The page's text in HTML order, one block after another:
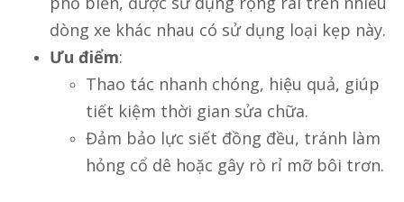
dòng xe khác nhau có sử dụng loại kẹp này.
Ưu điểm:
Thao tác nhanh chóng, hiệu quả, giúp
tiết kiệm thời gian sửa chữa.
Đảm bảo lực siết đồng đều, tránh làm
hỏng cổ dê hoặc gây rò rỉ mỡ bôi trơn.